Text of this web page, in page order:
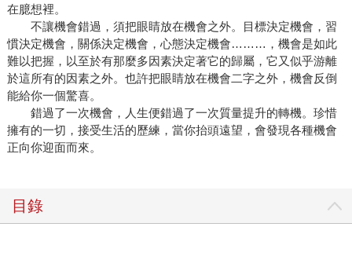
在臆想裡。
不讓機會錯過，須把眼睛放在機會之外。目標決定機會，習
慣決定機會，關係決定機會，心態決定機會………，機會是如此
難以把握，以至於有那麼多因素決定著它的歸屬，它又似乎游離
於這所有的因素之外。也許把眼睛放在機會二字之外，機會反倒
能給你一個驚喜。
錯過了一次機會，人生便錯過了一次質量提升的轉機。珍惜
擁有的一切，接受生活的歷練，當你抬頭遠望，會發現各種機會
正向你迎面而來。
目錄